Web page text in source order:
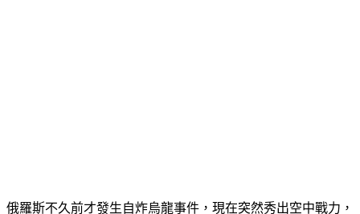
俄羅斯不久前才發生自炸烏龍事件，現在突然秀出空中戰力，